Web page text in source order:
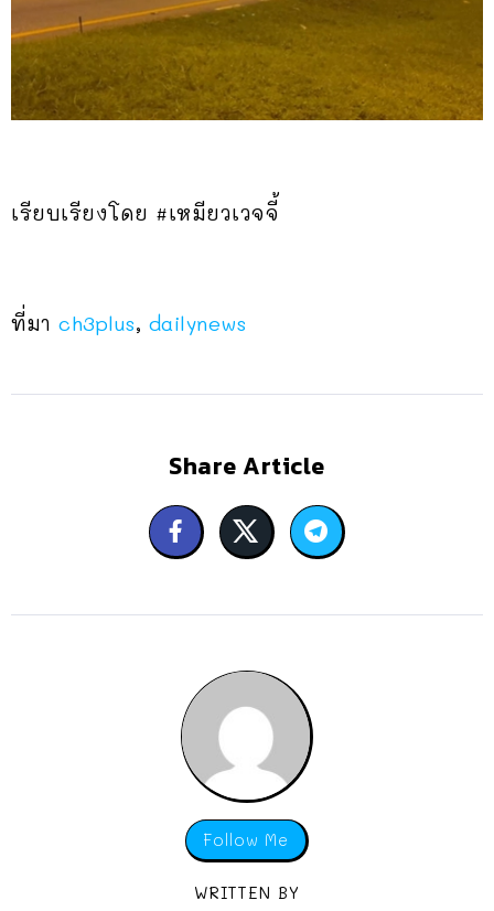
เรียบเรียงโดย #เหมียวเวจจี้
ที่มา ch3plus, dailynews
Share Article
Follow Me
WRITTEN BY